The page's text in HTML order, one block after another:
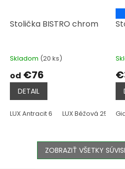
Stolička BISTRO chrom
Skladom (20 ks)
od €76
DETAIL
LUX Antracit 6 LUX Béžová 25
ZOBRAZIŤ VŠETKY